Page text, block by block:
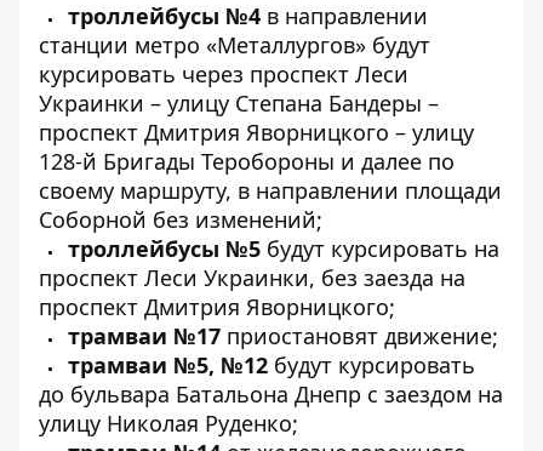
троллейбусы №4 в направлении
станции метро «Металлургов» будут
курсировать через проспект Леси
Украинки – улицу Степана Бандеры –
проспект Дмитрия Яворницкого – улицу
128-й Бригады Теробороны и далее по
своему маршруту, в направлении площади
Соборной без изменений;
троллейбусы №5 будут курсировать на
проспект Леси Украинки, без заезда на
проспект Дмитрия Яворницкого;
трамваи №17 приостановят движение;
трамваи №5, №12 будут курсировать
до бульвара Батальона Днепр с заездом на
улицу Николая Руденко;